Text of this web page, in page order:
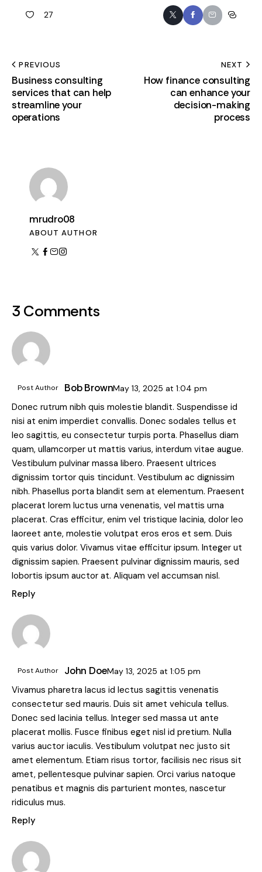
27
PREVIOUS
Business consulting
services that can help
streamline your
operations
NEXT
How finance consulting
can enhance your
decision-making
process
mrudro08
ABOUT AUTHOR
3 Comments
Post Author Bob BrownMay 13, 2025at 1:04 pm
Donec rutrum nibh quis molestie blandit. Suspendisse id
nisi at enim imperdiet convallis. Donec sodales tellus et
leo sagittis, eu consectetur turpis porta. Phasellus diam
quam, ullamcorper ut mattis varius, interdum vitae augue.
Vestibulum pulvinar massa libero. Praesent ultrices
dignissim tortor quis tincidunt. Vestibulum ac dignissim
nibh. Phasellus porta blandit sem at elementum. Praesent
placerat lorem luctus urna venenatis, vel mattis urna
placerat. Cras efficitur, enim vel tristique lacinia, dolor leo
laoreet ante, molestie volutpat eros eros et sem. Duis
quis varius dolor. Vivamus vitae efficitur ipsum. Integer ut
dignissim sapien. Praesent pulvinar dignissim mauris, sed
lobortis ipsum auctor at. Aliquam vel accumsan nisl.
Reply
Post Author John DoeMay 13, 2025 at 1:05 pm
Vivamus pharetra lacus id lectus sagittis venenatis
consectetur sed mauris. Duis sit amet vehicula tellus.
Donec sed lacinia tellus. Integer sed massa ut ante
placerat mollis. Fusce finibus eget nisl id pretium. Nulla
varius auctor iaculis. Vestibulum volutpat nec justo sit
amet elementum. Etiam risus tortor, facilisis nec risus sit
amet, pellentesque pulvinar sapien. Orci varius natoque
penatibus et magnis dis parturient montes, nascetur
ridiculus mus.
Reply